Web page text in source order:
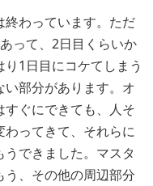
終わっています。ただ
って、2日目くらいか
1日目にコケてしまう
部分があります。オ
ぐにできても、人そ
ってきて、それらに
できました。マスタ
、その他の周辺部分